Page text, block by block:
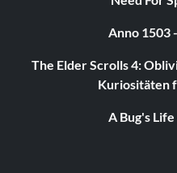
Anno 1503
The Elder Scrolls 4:
Kuriositäten
A Bug's